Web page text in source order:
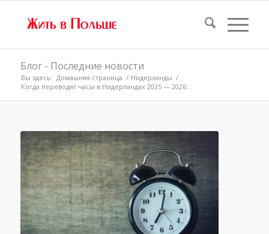
Блог - Последние новости
Вы здесь: Домашняя страница / Нидерланды /
Когда переводят часы в Нидерландах 2025 — 2026...